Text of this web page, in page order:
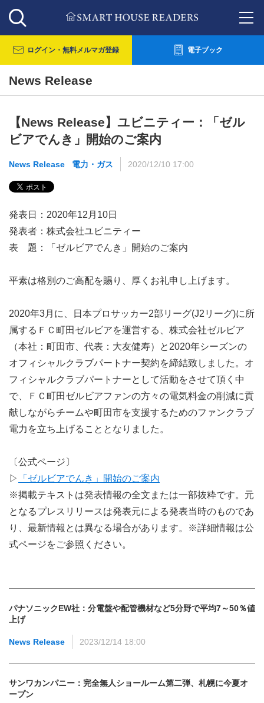
ログイン・ 無料メルマガ登録 電子ブック
News Release
【News Release】ユビニティー：「ゼル
ビアでんき」開始のご案内
News Release 電力・ガス 2020/12/10 17:00
発表日：2020年12月10日
発表者：株式会社ユビニティー
表 題：「ゼルビアでんき」開始のご案内
平素は格別のご高配を賜り、厚くお礼申し上げます。
2020年3月に、日本プロサッカー2部リーグ(J2リーグ)に所
属するＦＣ町田ゼルビアを運営する、株式会社ゼルビア
（本社：町田市、代表：大友健寿）と2020年シーズンの
オフィシャルクラブパートナー契約を締結致しました。オ
フィシャルクラブパートナーとして活動をさせて頂く中
で、ＦＣ町田ゼルビアファンの方々の電気料金の削減に貢
献しながらチームや町田市を支援するためのファンクラブ
電力を立ち上げることとなりました。
〔公式ページ〕
▷
「ゼルビアでんき」開始のご案内
※掲載テキストは発表情報の全文または一部抜粋です。元
となるプレスリリースは発表元による発表当時のものであ
り、最新情報とは異なる場合があります。※詳細情報は公
式ページをご参照ください。
パナソニックEW社：分電盤や配管機材など5分野で平均7～50％値
上げ
News Release 2023/12/14 18:00
サンワカンパニー：完全無人ショールーム第二弾、札幌に今夏オ
ープン